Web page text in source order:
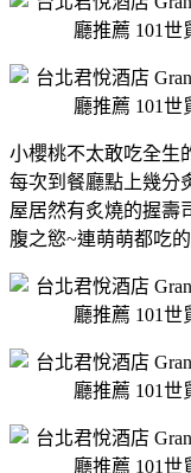
小櫻桃不太敢吃全生
每次到餐廳點上幾分
屋居然有炙燒的握壽
腹之慾~連萌萌都吃